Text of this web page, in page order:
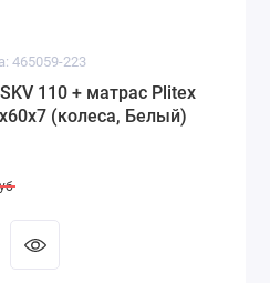
465059-223
110 + матрас Plitex
(колеса, Белый)